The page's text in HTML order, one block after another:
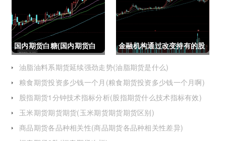
国内期货白糖(国内期货白
糖合约是怎么交割)
金融机构通过改变持有的股
指期货合约(股指期货合约
最长持有多久)
油脂油料系期货延续强劲走势(油脂期货是什么)
粮食期货投资多少钱一个月(粮食期货投资多少钱一个月啊)
股指期货1分钟技术指标分析(股指期货什么技术指标有效)
玉米期货期货期货(玉米期货期货期货区别)
商品期货各品种相关性(商品期货各品种相关性差异)